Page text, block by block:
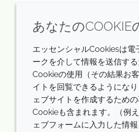
ニルを含有するフロアブル
安定性を実現しました。
見る
あなたのCOOKIE
エッセンシャルCookiesは電
ークを介して情報を送信す
Cookieの使用（その結果お
イトを回覧できるようにな
ェブサイトを作成するため
Cookieも含まれます。（例
ェブフォームに入力した情報